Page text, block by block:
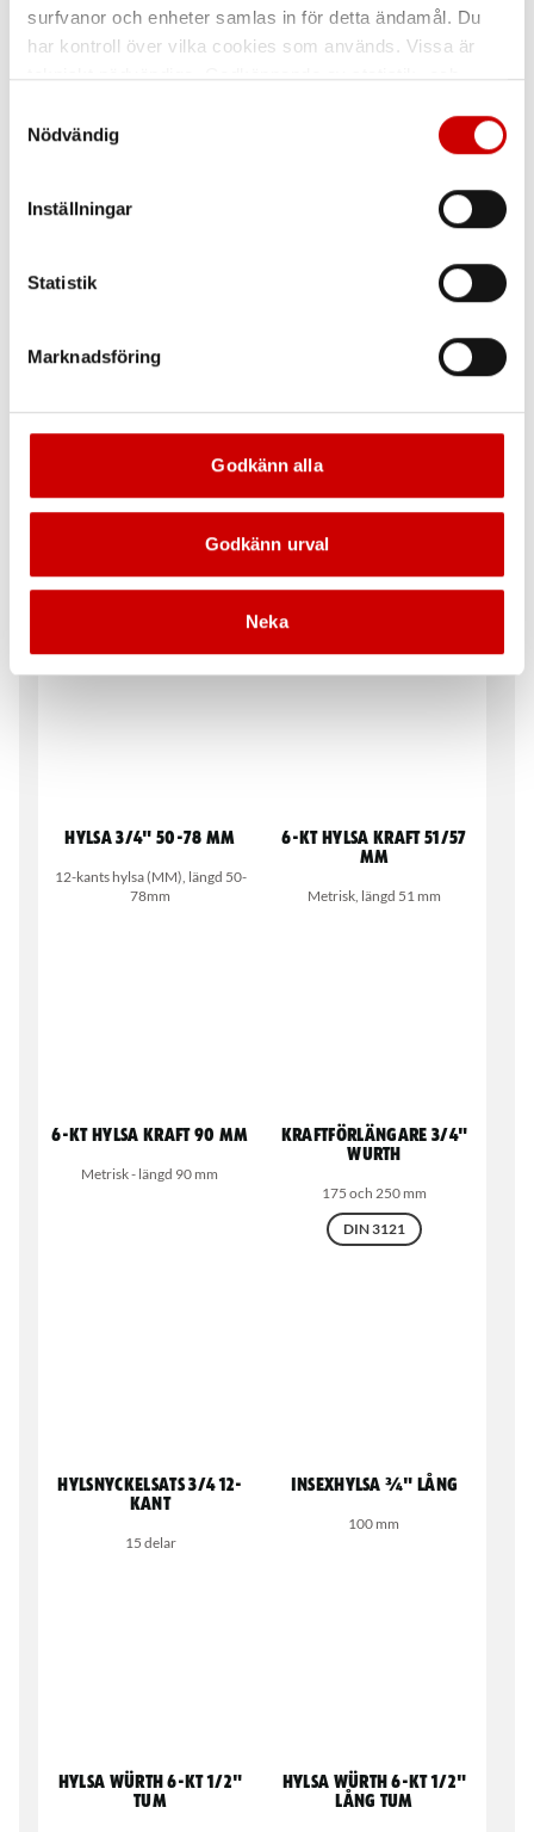
surfvanor och enheter samlas in för detta ändamål. Du
har kontroll över vilka cookies som används. Vissa är
tekniskt nödvändiga. Godkännande av statistik- och
länder utanför EU med olika dataskyddsnormer. Genom
att godkänna samtycker du till sådana överföringar. Läs
Nödvändig
Inställningar
Statistik
Marknadsföring
Godkänn alla
Godkänn urval
Neka
Krafthylsa 1" 50 mm
Kraftförlängare 1"
Hylsa 1" 12 kant Würth
DIN 3124
ISO 2725
Hylsa 3/4" 50-68 mm
6-kants hylsa (MM), längd 50-68
Hylsa 3/4" 50-78 mm
12-kants hylsa (MM), längd 50-
78mm
6-kt hylsa kraft 51/57
mm
Metrisk, längd 51 mm
6-kt hylsa kraft 90 mm
Metrisk - längd 90 mm
Kraftförlängare 3/4"
Wurth
175 och 250 mm
DIN 3121
Hylsnyckelsats 3/4 12-
kant
15 delar
Insexhylsa ¾" lång
100 mm
Hylsa Würth 6-kt 1/2"
tum
Hylsa Würth 6-kt 1/2"
lång tum